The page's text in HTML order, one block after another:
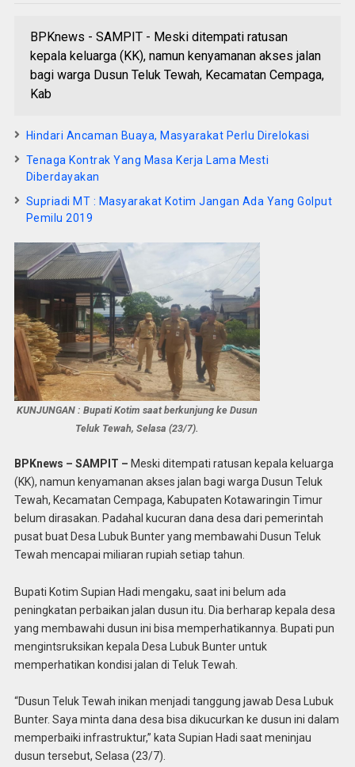
BPKnews - SAMPIT - Meski ditempati ratusan
kepala keluarga (KK), namun kenyamanan akses jalan
bagi warga Dusun Teluk Tewah, Kecamatan Cempaga,
Kab
Hindari Ancaman Buaya, Masyarakat Perlu Direlokasi
Tenaga Kontrak Yang Masa Kerja Lama Mesti
Diberdayakan
Supriadi MT : Masyarakat Kotim Jangan Ada Yang Golput
Pemilu 2019
KUNJUNGAN : Bupati Kotim saat berkunjung ke Dusun
Teluk Tewah, Selasa (23/7).
BPKnews – SAMPIT – Meski ditempati ratusan kepala keluarga
(KK), namun kenyamanan akses jalan bagi warga Dusun Teluk
Tewah, Kecamatan Cempaga, Kabupaten Kotawaringin Timur
belum dirasakan. Padahal kucuran dana desa dari pemerintah
pusat buat Desa Lubuk Bunter yang membawahi Dusun Teluk
Tewah mencapai miliaran rupiah setiap tahun.
Bupati Kotim Supian Hadi mengaku, saat ini belum ada
peningkatan perbaikan jalan dusun itu. Dia berharap kepala desa
yang membawahi dusun ini bisa memperhatikannya. Bupati pun
mengintsruksikan kepala Desa Lubuk Bunter untuk
memperhatikan kondisi jalan di Teluk Tewah.
“Dusun Teluk Tewah inikan menjadi tanggung jawab Desa Lubuk
Bunter. Saya minta dana desa bisa dikucurkan ke dusun ini dalam
memperbaiki infrastruktur,” kata Supian Hadi saat meninjau
dusun tersebut, Selasa (23/7).